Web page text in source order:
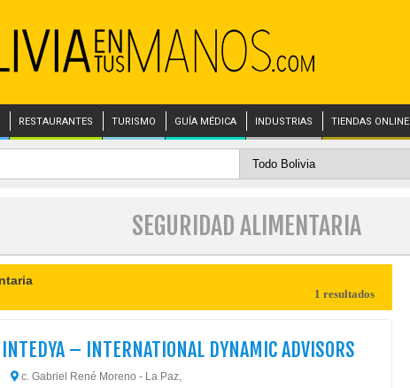
RESTAURANTES TURISMO GUÍA MÉDICA INDUSTRIAS TIENDAS ONLINE
SEGURIDAD ALIMENTARIA
1 resultados
INTEDYA – INTERNATIONAL DYNAMIC ADVISORS
c. Gabriel René Moreno - La Paz,